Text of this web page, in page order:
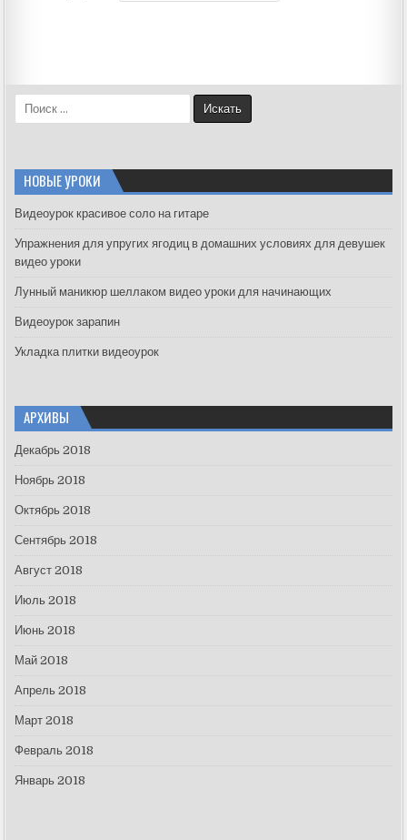
e
h
f
r
:
НОВЫЕ УРОКИ
Видеоурок красивое соло на гитаре
Упражнения для упругих ягодиц в домашних условиях для девушек
видео уроки
Лунный маникюр шеллаком видео уроки для начинающих
Видеоурок зарапин
Укладка плитки видеоурок
АРХИВЫ
Декабрь 2018
Ноябрь 2018
Октябрь 2018
Сентябрь 2018
Август 2018
Июль 2018
Июнь 2018
Май 2018
Апрель 2018
Март 2018
Февраль 2018
Январь 2018